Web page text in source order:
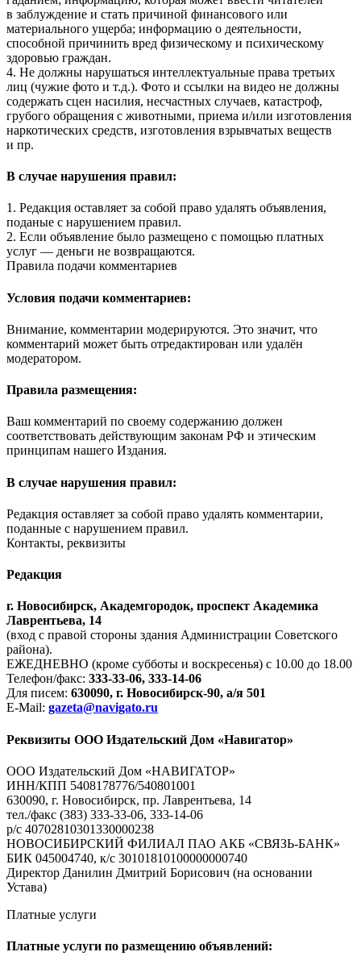
в заблуждение и стать причиной финансового или
материального ущерба; информацию о деятельности,
способной причинить вред физическому и психическому
здоровью граждан.
4. Не должны нарушаться интеллектуальные права третьих
лиц (чужие фото и т.д.). Фото и ссылки на видео не должны
содержать сцен насилия, несчастных случаев, катастроф,
грубого обращения с животными, приема и/или изготовления
наркотических средств, изготовления взрывчатых веществ
и пр.
В случае нарушения правил:
1. Редакция оставляет за собой право удалять объявления,
поданые с нарушением правил.
2. Если объявление было размещено с помощью платных
услуг — деньги не возвращаются.
Правила подачи комментариев
Условия подачи комментариев:
Внимание, комментарии модерируются. Это значит, что
комментарий может быть отредактирован или удалён
модератором.
Правила размещения:
Ваш комментарий по своему содержанию должен
соответствовать действующим законам РФ и этическим
принципам нашего Издания.
В случае нарушения правил:
Редакция оставляет за собой право удалять комментарии,
поданные с нарушением правил.
Контакты, реквизиты
Редакция
г. Новосибирск, Академгородок, проспект Академика
Лаврентьева, 14
(вход с правой стороны здания Администрации Советского
района).
ЕЖЕДНЕВНО (кроме субботы и воскресенья) с 10.00 до 18.00
Телефон/факс: 333-33-06, 333-14-06
Для писем: 630090, г. Новосибирск-90, а/я 501
E-Mail: gazeta@navigato.ru
Реквизиты ООО Издательский Дом «Навигатор»
ООО Издательский Дом «НАВИГАТОР»
ИНН/КПП 5408178776/540801001
630090, г. Новосибирск, пр. Лаврентьева, 14
тел./факс (383) 333-33-06, 333-14-06
р/с 40702810301330000238
НОВОСИБИРСКИЙ ФИЛИАЛ ПАО АКБ «СВЯЗЬ-БАНК»
БИК 045004740, к/с 30101810100000000740
Директор Данилин Дмитрий Борисович (на основании
Устава)
Платные услуги
Платные услуги по размещению объявлений: